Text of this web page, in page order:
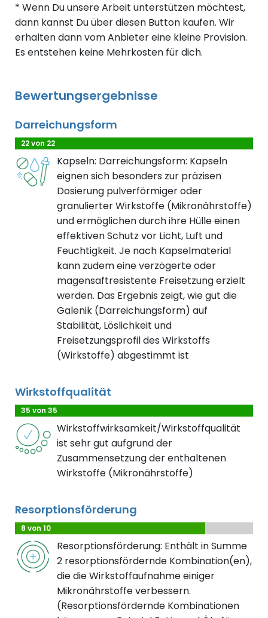
* Wenn Du unsere Arbeit unterstützen möchtest,
dann kannst Du über diesen Button kaufen. Wir
erhalten dann vom Anbieter eine kleine Provision.
Es entstehen keine Mehrkosten für dich.
Bewertungsergebnisse
Darreichungsform
22 von 22
Kapseln: Darreichungsform: Kapseln
eignen sich besonders zur präzisen
Dosierung pulverförmiger oder
granulierter Wirkstoffe (Mikronährstoffe)
und ermöglichen durch ihre Hülle einen
effektiven Schutz vor Licht, Luft und
Feuchtigkeit. Je nach Kapselmaterial
kann zudem eine verzögerte oder
magensaftresistente Freisetzung erzielt
werden. Das Ergebnis zeigt, wie gut die
Galenik (Darreichungsform) auf
Stabilität, Löslichkeit und
Freisetzungsprofil des Wirkstoffs
(Wirkstoffe) abgestimmt ist
Wirkstoffqualität
35 von 35
Wirkstoffwirksamkeit/Wirkstoffqualität
ist sehr gut aufgrund der
Zusammensetzung der enthaltenen
Wirkstoffe (Mikronährstoffe)
Resorptionsförderung
8 von 10
Resorptionsförderung: Enthält in Summe
2 resorptionsfördernde Kombination(en),
die die Wirkstoffaufnahme einiger
Mikronährstoffe verbessern.
(Resorptionsfördernde Kombinationen